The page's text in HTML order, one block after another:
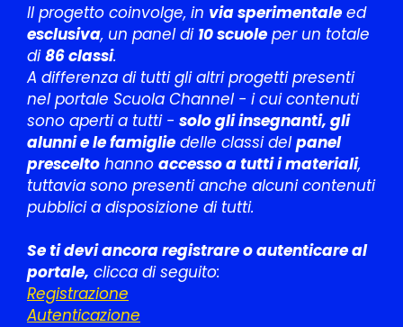
Il progetto coinvolge, in via sperimentale ed
esclusiva, un panel di 10 scuole per un totale
di86 classi.
A differenza di tutti gli altri progetti presenti
nel portale Scuola Channel - i cui contenuti
sono aperti a tutti - solo gli insegnanti, gli
alunni e le famiglie delle classi delpanel
prescelto hanno accesso a tutti i materiali,
tuttavia sono presenti anche alcuni contenuti
pubblici a disposizione di tutti.
Se ti devi ancora registrare o autenticare al
portale, clicca di seguito:
Registrazione
Autenticazione